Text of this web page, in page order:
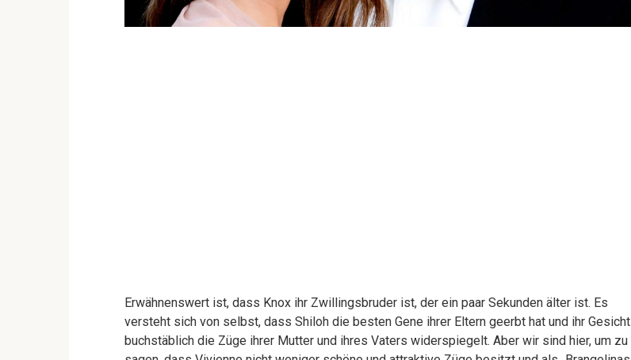
Erwähnenswert ist, dass Knox ihr Zwillingsbruder ist, der ein paar Sekunden älter ist. Es
versteht sich von selbst, dass Shiloh die besten Gene ihrer Eltern geerbt hat und ihr Gesicht
buchstäblich die Züge ihrer Mutter und ihres Vaters widerspiegelt. Aber wir sind hier, um zu